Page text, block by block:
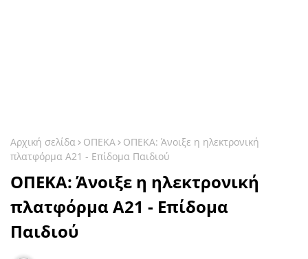
Αρχική σελίδα ΟΠΕΚΑ
ΟΠΕΚΑ: Άνοιξε η ηλεκτρονική
πλατφόρμα Α21 - Επίδομα Παιδιού
ΟΠΕΚΑ: Άνοιξε η ηλεκτρονική
πλατφόρμα Α21 - Επίδομα
Παιδιού